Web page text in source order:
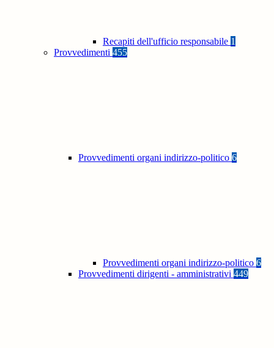
Recapiti dell'ufficio responsabile 1
Provvedimenti 455
Provvedimenti organi indirizzo-politico 6
Provvedimenti organi indirizzo-politico 6
Provvedimenti dirigenti - amministrativi 449